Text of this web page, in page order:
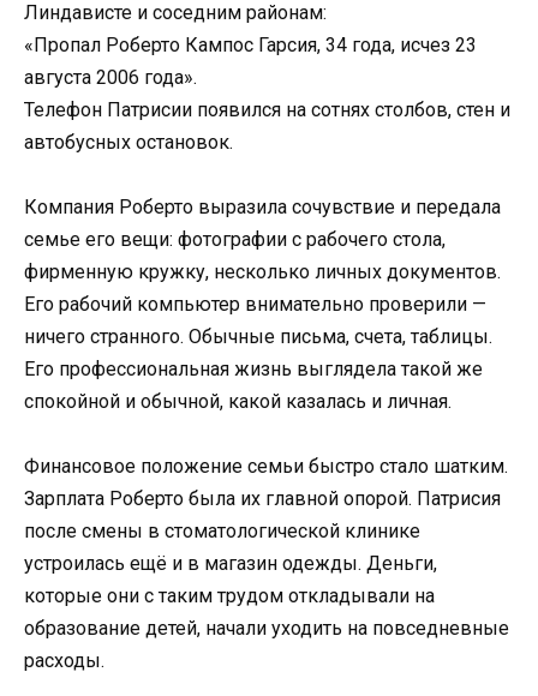
Линдависте и соседним районам:
«Пропал Роберто Кампос Гарсия, 34 года, исчез 23
августа 2006 года».
Телефон Патрисии появился на сотнях столбов, стен и
автобусных остановок.
Компания Роберто выразила сочувствие и передала
семье его вещи: фотографии с рабочего стола,
фирменную кружку, несколько личных документов.
Его рабочий компьютер внимательно проверили —
ничего странного. Обычные письма, счета, таблицы.
Его профессиональная жизнь выглядела такой же
спокойной и обычной, какой казалась и личная.
Финансовое положение семьи быстро стало шатким.
Зарплата Роберто была их главной опорой. Патрисия
после смены в стоматологической клинике
устроилась ещё и в магазин одежды. Деньги,
которые они с таким трудом откладывали на
образование детей, начали уходить на повседневные
расходы.